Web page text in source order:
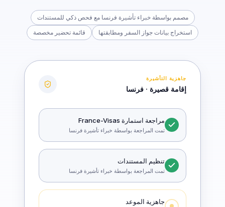
مصمم بواسطة خبراء تأشيرة فرنسا مع فحص ذكي للمستندات
استخراج بيانات جواز السفر ومطابقتها
قائمة تحضير مخصصة
جاهزية التأشيرة
إقامة قصيرة · فرنسا
مراجعة استمارة France-Visas
تمت المراجعة بواسطة خبراء تأشيرة فرنسا
تنظيم المستندات
تمت المراجعة بواسطة خبراء تأشيرة فرنسا
جاهزية الموعد